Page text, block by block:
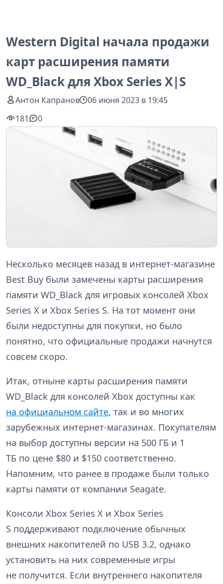
Western Digital начала продажи
карт расширения памяти
WD_Black для Xbox Series X|S
Антон Капранов
06 июня 2023 в 19:45
181
0
Несколько месяцев назад в интернет-магазине
Best Buy были замечены карты расширения
памяти WD_Black для игровых консолей Xbox
Series X и Xbox Series S. На тот момент они
были недоступны для покупки, но было
понятно, что официальные продажи начнутся
совсем скоро.
Итак, отныне карты расширения памяти
WD_Black для консолей Xbox доступны как
на официальном сайте, так и во многих
зарубежных интернет-магазинах. Покупателям
на выбор доступны версии на 500 ГБ и 1
ТБ по цене $80 и $150 соответственно.
Напомним, что ранее в продаже были только
карты памяти от компании Seagate.
Консоли Xbox Series X и Xbox Series
S поддерживают подключение обычных
внешних накопителей по USB 3.2, однако
установить на них современные игры
не получится. Если внутреннего накопителя